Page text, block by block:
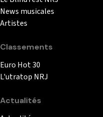
News musicales
Artistes
Classements
Euro Hot 30
L'utratop NRJ
Actualités